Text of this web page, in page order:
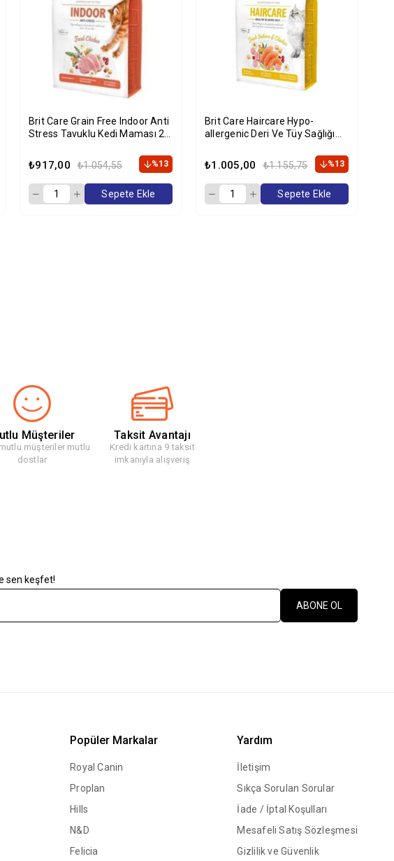
Brit Care Grain Free Indoor Anti
Stress Tavuklu Kedi Maması 2
₺917,00 ₺1.054,55 %13
Sepete Ekle
Brit Care Haircare Hypo-
allergenic Deri Ve Tüy Sağlığı
Maması 2kg
₺1.005,00 ₺1.155,75 %13
Sepete Ekle
Müşteriler
müşteriler mutlu
dostlar
Taksit Avantajı
Kredi kartına 9 taksit
imkanıyla alışveriş
sen keşfet!
ABONE OL
Popüler Markalar
Royal Canin
Proplan
Hills
N&D
Felicia
Yardım
İletişim
Sıkça Sorulan Sorular
İade / İptal Koşulları
Mesafeli Satış Sözleşmesi
Gizlilik ve Güvenlik